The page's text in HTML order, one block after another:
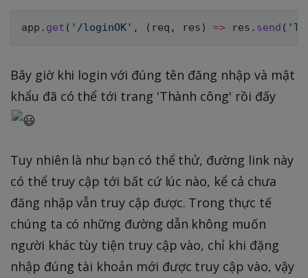
app . get ( '/loginOK' , ( req , res ) => res . send (
Bây giờ khi login với đúng tên đăng nhập và mật
khẩu đã có thể tới trang 'Thành công' rồi đấy
Tuy nhiên là như bạn có thể thử, đường link này
có thể truy cập tới bất cứ lúc nào, kể cả chưa
đăng nhập vẫn truy cập được. Trong thực tế
chúng ta có những đường dẫn không muốn
người khác tùy tiện truy cập vào, chỉ khi đặng
nhập đúng tài khoản mới được truy cập vào, vậy